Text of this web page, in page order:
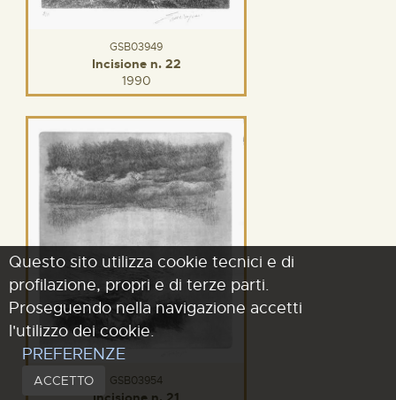
GSB03949
Incisione n. 22
1990
GSB03954
Questo sito utilizza cookie tecnici e di
profilazione, propri e di terze parti.
Proseguendo nella navigazione accetti
l'utilizzo dei cookie.
PREFERENZE
ACCETTO